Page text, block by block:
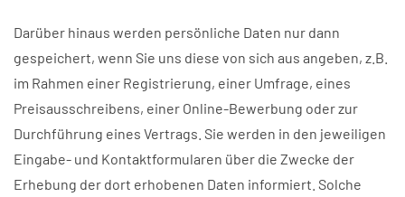
Darüber hinaus werden persönliche Daten nur dann
gespeichert, wenn Sie uns diese von sich aus angeben, z.B.
im Rahmen einer Registrierung, einer Umfrage, eines
Preisausschreibens, einer Online-Bewerbung oder zur
Durchführung eines Vertrags. Sie werden in den jeweiligen
Eingabe- und Kontaktformularen über die Zwecke der
Erhebung der dort erhobenen Daten informiert. Solche